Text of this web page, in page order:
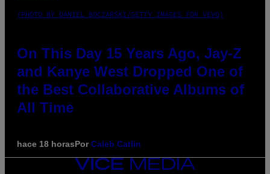
(PHOTO BY DANIEL BOCZARSKI/GETTY IMAGES FOR VEVO)
On This Day 15 Years Ago, Jay-Z
and Kanye West Dropped One of
the Best Collaborative Albums of
All Time
hace 18 horasPorCaleb Catlin
VICE
MEDIA